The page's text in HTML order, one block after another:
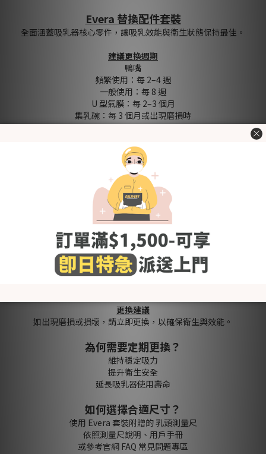
Evera 替換配件套裝
全面涵蓋吸乳器核心零件，讓吸乳效能與衛生狀態保持最佳。
建議更換週期
鴨嘴
頻繁使用：每 2–4 週
一般使用：每 8 週
U 型氣膜：每 2–3 個月
集乳碗：每 3 個月或出現磨損時
Evera 小喇叭罩為柔軟矽膠墊，可嵌入喇叭罩內，幫助調整尺
寸，提升貼合度與吸乳效率。
產品特點
多尺寸選擇：15mm / 17mm / 19mm
舒適貼合：柔軟彈性矽膠，減少摩擦不適
提升吸力：加強密封效果，吸乳更高效
安全材質：100% 食品級矽膠
不含 BPA / BPS / PVC / 鄰苯二甲酸鹽
使用注意
更換建議
如出現磨損或損壞，請立即更換，以確保衛生與效能。
為何需要定期更換？
維持穩定吸力
提升衛生安全
延長吸乳器使用壽命
如何選擇合適尺寸？
使用 Evera 套裝附贈的 乳頭測量尺
依照測量尺說明、用戶手冊
或參考官網 FAQ 常見問題專區